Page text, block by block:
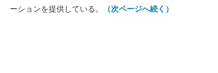
ーションを提供している。 （次ページへ続く）